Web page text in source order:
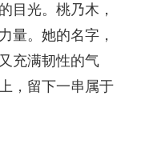
目光。桃乃木，
量。她的名字，
充满韧性的气
，留下一串属于